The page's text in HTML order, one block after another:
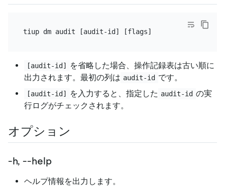
[audit-id]
を省略した場合、操作記録表は古い順に
出力されます。最初の列は audit-id です。
[audit-id] を入力すると、指定した audit-id の実
行ログがチェックされます。
オプション
-h, --help
ヘルプ情報を出力します。